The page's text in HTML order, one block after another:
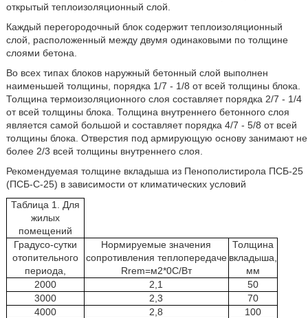
открытый теплоизоляционный слой.
Каждый перегородочный блок содержит теплоизоляционный
слой, расположенный между двумя одинаковыми по толщине
слоями бетона.
Во всех типах блоков наружный бетонный слой выполнен
наименьшей толщины, порядка 1/7 - 1/8 от всей толщины блока.
Толщина термоизоляционного слоя составляет порядка 2/7 - 1/4
от всей толщины блока. Толщина внутреннего бетонного слоя
является самой большой и составляет порядка 4/7 - 5/8 от всей
толщины блока. Отверстия под армирующую основу занимают не
более 2/3 всей толщины внутреннего слоя.
Рекомендуемая толщине вкладыша из Пенополистирола ПСБ-25
(ПСБ-С-25) в зависимости от климатических условий
Таблица 1. Для
жилых
помещений
Градусо-сутки
отопительного
периода,
Нормируемые значения
сопротивления теплопередаче
Rrem=м2*0С/Вт
Толщина
вкладыша,
мм
2000
2,1
50
3000
2,3
70
4000
2,8
100